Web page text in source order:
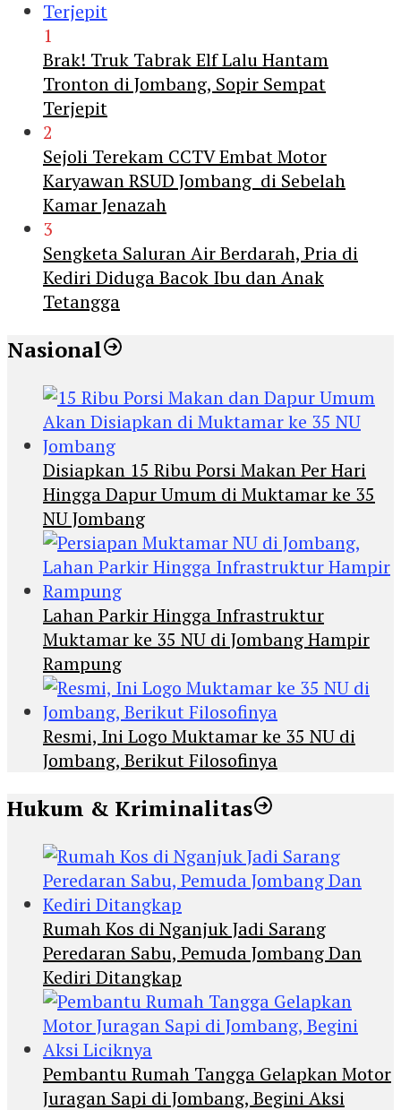
1
Brak! Truk Tabrak Elf Lalu Hantam
Tronton di Jombang, Sopir Sempat
Terjepit
2
Sejoli Terekam CCTV Embat Motor
Karyawan RSUD Jombang di Sebelah
Kamar Jenazah
3
Sengketa Saluran Air Berdarah, Pria di
Kediri Diduga Bacok Ibu dan Anak
Tetangga
Nasional
Disiapkan 15 Ribu Porsi Makan Per Hari
Hingga Dapur Umum di Muktamar ke 35
NU Jombang
Lahan Parkir Hingga Infrastruktur
Muktamar ke 35 NU di Jombang Hampir
Rampung
Resmi, Ini Logo Muktamar ke 35 NU di
Jombang, Berikut Filosofinya
Hukum & Kriminalitas
Rumah Kos di Nganjuk Jadi Sarang
Peredaran Sabu, Pemuda Jombang Dan
Kediri Ditangkap
Pembantu Rumah Tangga Gelapkan Motor
Juragan Sapi di Jombang, Begini Aksi